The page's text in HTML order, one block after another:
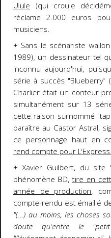
Ulule (qui croule
réclame 2.000 euros
musiciens.
+ Sans le scénariste
1989), un dessinateur tel
inconnu aujourd'hui,
série à succès "Blueberry"
Charlier était un conteur
simultanément sur 13
cette raison surnommé
paraître au Castor Astral,
ce personnage haut en
rend compte pour L'Express.
+ Xavier Guilbert, du site
phénomène BD, tire en
année de production,
compte-rendu est émaillé
"(...) au moins, les choses
doute qu'entre le